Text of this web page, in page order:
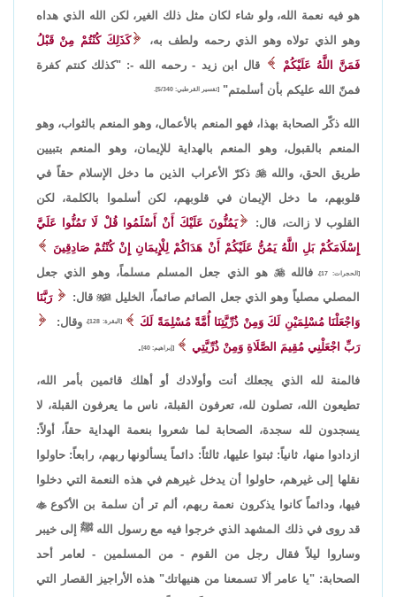
هو فيه نعمة الله، ولو شاء لكان مثل ذلك الغير، لكن الله الذي هداه
وهو الذي تولاه وهو الذي رحمه ولطف به،
كَذَلِكَ كُنْتُمْ مِنْ قَبْلُ
فَمَنَّ اللَّهُ عَلَيْكُمْ
قال ابن زيد - رحمه الله -: "كذلك كنتم كفرة
فمنّ الله عليكم بأن أسلمتم" [تفسير القرطبي: 5/340].
الله ذكّر الصحابة بهذا، فهو المنعم بالأعمال، وهو المنعم بالثواب، وهو
المنعم بالقبول، وهو المنعم بالهداية للإيمان، وهو المنعم بتبيين
طريق الحق، والله ذكرّ الأعراب الذين ما دخل الإسلام حقاً في
قلوبهم، ما دخل الإيمان في قلوبهم، لكن أسلموا بالكلمة، لكن
القلوب لا زالت، قال:
يَمُنُّونَ عَلَيْكَ أَنْ أَسْلَمُوا قُلْ لَا تَمُنُّوا عَلَيَّ
إِسْلَامَكُمْ بَلِ اللَّهُ يَمُنُّ عَلَيْكُمْ أَنْ هَدَاكُمْ لِلْإِيمَانِ إِنْ كُنْتُمْ صَادِقِينَ
[الحجرات: 17]، فالله هو الذي جعل المسلم مسلماً، وهو الذي جعل
المصلي مصلياً وهو الذي جعل الصائم صائماً، الخليل قال:
رَبَّنَا
وَاجْعَلْنَا مُسْلِمَيْنِ لَكَ وَمِنْ ذُرِّيَّتِنَا أُمَّةً مُسْلِمَةً لَكَ
[البقرة: 128]،
وقال:
رَبِّ اجْعَلْنِي مُقِيمَ الصَّلَاةِ وَمِنْ ذُرِّيَّتِي
[إبراهيم: 40] .
فالمنة لله الذي يجعلك أنت وأولادك أو أهلك قائمين بأمر الله،
تطيعون الله، تصلون لله، تعرفون القبلة، ناس ما يعرفون القبلة، لا
يسجدون لله سجدة، الصحابة لما شعروا بنعمة الهداية حقاً، أولاً:
ازدادوا منها، ثانياً: ثبتوا عليها، ثالثاً: دائماً يسألونها ربهم، رابعاً: حاولوا
نقلها إلى غيرهم، حاولوا أن يدخل غيرهم في هذه النعمة التي دخلوا
فيها، ودائماً كانوا يذكرون نعمة ربهم، ألم تر أن سلمة بن الأكوع
قد روى في ذلك المشهد الذي خرجوا فيه مع رسول الله ﷺ إلى خيبر
وساروا ليلاً فقال رجل من القوم - من المسلمين - لعامر أحد
الصحابة: "يا عامر ألا تسمعنا من هنيهاتك" هذه الأراجيز القصار التي